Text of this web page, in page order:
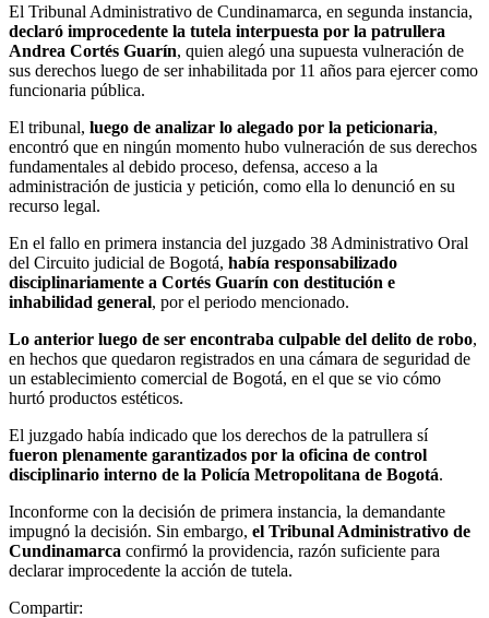
El Tribunal Administrativo de Cundinamarca, en segunda instancia,
declaró improcedente la tutela interpuesta por la patrullera
Andrea Cortés Guarín, quien alegó una supuesta vulneración de
sus derechos luego de ser inhabilitada por 11 años para ejercer como
funcionaria pública.
El tribunal, luego de analizar lo alegado por la peticionaria,
encontró que en ningún momento hubo vulneración de sus derechos
fundamentales al debido proceso, defensa, acceso a la
administración de justicia y petición, como ella lo denunció en su
recurso legal.
En el fallo en primera instancia del juzgado 38 Administrativo Oral
del Circuito judicial de Bogotá, había responsabilizado
disciplinariamente a Cortés Guarín con destitución e
inhabilidad general, por el periodo mencionado.
Lo anterior luego de ser encontraba culpable del delito de robo,
en hechos que quedaron registrados en una cámara de seguridad de
un establecimiento comercial de Bogotá, en el que se vio cómo
hurtó productos estéticos.
El juzgado había indicado que los derechos de la patrullera sí
fueron plenamente garantizados por la oficina de control
disciplinario interno de la Policía Metropolitana de Bogotá.
Inconforme con la decisión de primera instancia, la demandante
impugnó la decisión. Sin embargo, el Tribunal Administrativo de
Cundinamarca confirmó la providencia, razón suficiente para
declarar improcedente la acción de tutela.
Compartir: